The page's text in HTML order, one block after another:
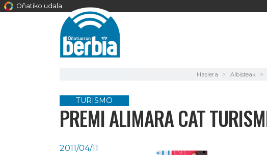
Oñatiko udala
Hasiera Albisteak
TURISMO
PREMI ALIMARA CAT
2011/04/11